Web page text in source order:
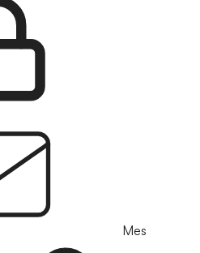
Mes